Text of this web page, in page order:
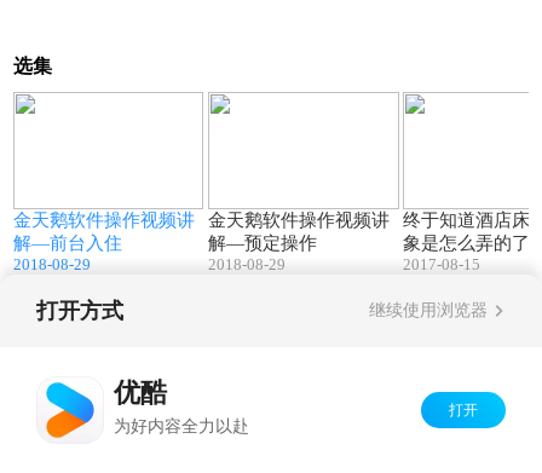
选集
金天鹅软件操作视频讲
解—前台入住
2018-08-29
金天鹅软件操作视频讲
解—预定操作
2018-08-29
终于知道酒店床
象是怎么弄的了
2017-08-15
打开方式 继续使用浏览器
优酷
为好内容全力以赴
打开